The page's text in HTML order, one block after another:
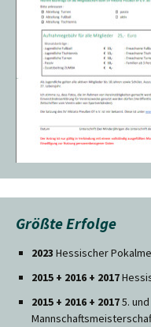
Größte Erfolge
2023 Hessischer
2015 + 2016 + 2017
2015 + 2016 + 20175.